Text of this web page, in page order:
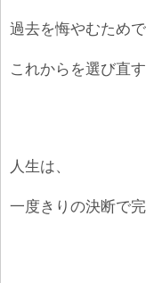
過去を悔やむためで
これからを選び直す
人生は、
一度きりの決断で